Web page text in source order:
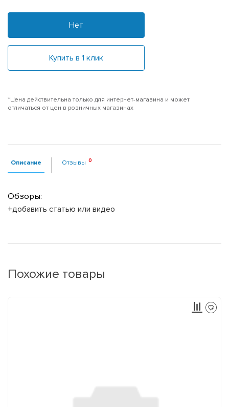
Нет
Купить в 1 клик
*Цена действительна только для интернет-магазина и может
отличаться от цен в розничных магазинах
Описание Отзывы
Обзоры:
+добавить статью или видео
Похожие товары